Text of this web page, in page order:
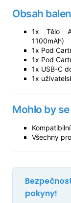
Obsah
1x Tělo
1100mAh)
1x Pod
1x Pod
1x USB-C
1x
Mohlo by
Všechny